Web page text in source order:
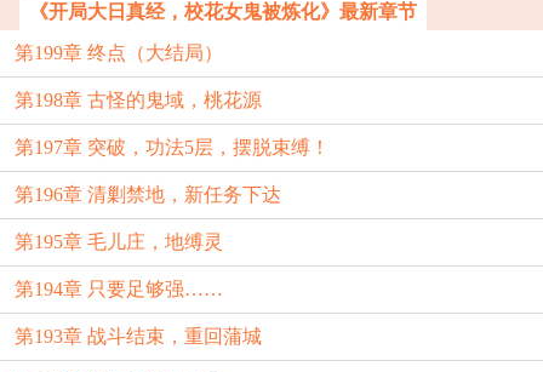
《开局大日真经，校花女鬼被炼化》最新章节
第199章 终点（大结局）
第198章 古怪的鬼域，桃花源
第197章 突破，功法5层，摆脱束缚！
第196章 清剿禁地，新任务下达
第195章 毛儿庄，地缚灵
第194章 只要足够强……
第193章 战斗结束，重回蒲城